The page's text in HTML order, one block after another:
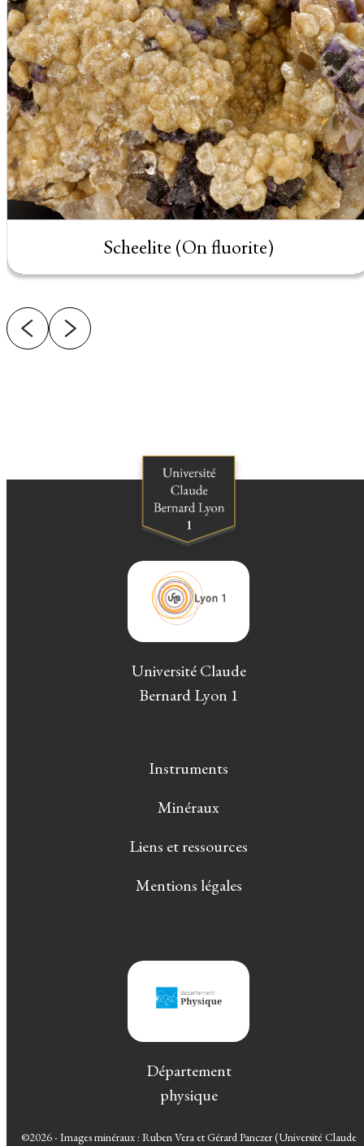
Scheelite (On fluorite)
Université Claude
Bernard Lyon 1
Instruments
Minéraux
Liens et ressources
Mentions légales
Département
physique
©2026 - Images minéraux : Ruben Vera et Gérard Panczer (Université Claude